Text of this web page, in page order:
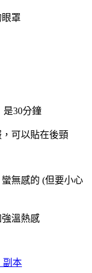
罩
是30分鐘
可以貼在後頸
無感的 (但要小心
溫熱感